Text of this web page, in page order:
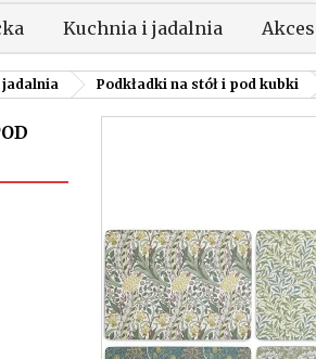
Kuchnia i jadalnia
jadalnia Podkładki na stół i pod kubki